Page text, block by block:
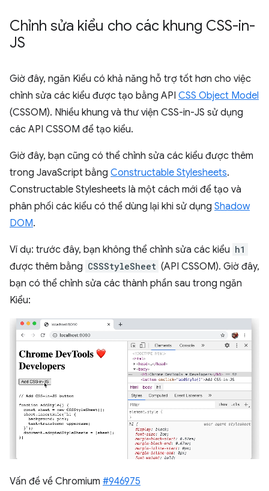
Chỉnh sửa kiểu cho các khung CSS-in-
JS
Giờ đây, ngăn Kiểu có khả năng hỗ trợ tốt hơn cho việc
chỉnh sửa các kiểu được tạo bằng API CSS Object Model
(CSSOM). Nhiều khung và thư viện CSS-in-JS sử dụng
các API CSSOM để tạo kiểu.
Giờ đây, bạn cũng có thể chỉnh sửa các kiểu được thêm
trong JavaScript bằng Constructable Stylesheets.
Constructable Stylesheets là một cách mới để tạo và
phân phối các kiểu có thể dùng lại khi sử dụng Shadow
DOM.
Ví dụ: trước đây, bạn không thể chỉnh sửa các kiểu h1
được thêm bằng CSSStyleSheet (API CSSOM). Giờ đây,
bạn có thể chỉnh sửa các thành phần sau trong ngăn
Kiểu:
Vấn đề về Chromium #946975